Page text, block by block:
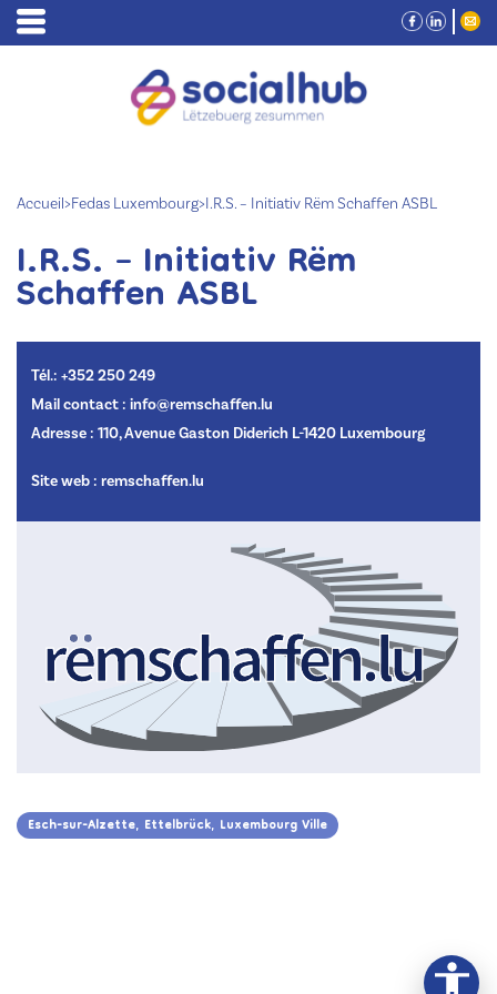
Accueil>Fedas Luxembourg>I.R.S. – Initiativ Rëm Schaffen ASBL
I.R.S. – Initiativ Rëm
Schaffen ASBL
Tél.: +352 250 249
Mail contact : info@remschaffen.lu
Adresse : 110, Avenue Gaston Diderich L-1420 Luxembourg
Site web : remschaffen.lu
Esch-sur-Alzette, Ettelbrück, Luxembourg Ville